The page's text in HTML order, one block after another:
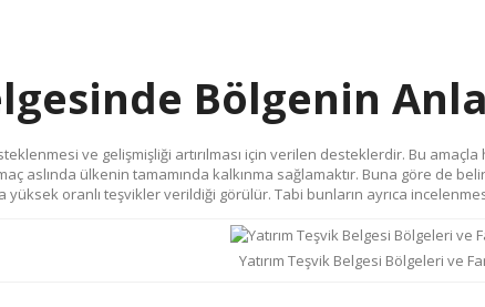
Bölgenin
ve gelişmişliği artırılması için verilen desteklerdir. Bu
aslında ülkenin tamamında kalkınma sağlamaktır. Buna göre de
oranlı teşvikler verildiği görülür. Tabi bunların ayrıca
Yatırım Teşvik Belgesi Bölgeleri ve